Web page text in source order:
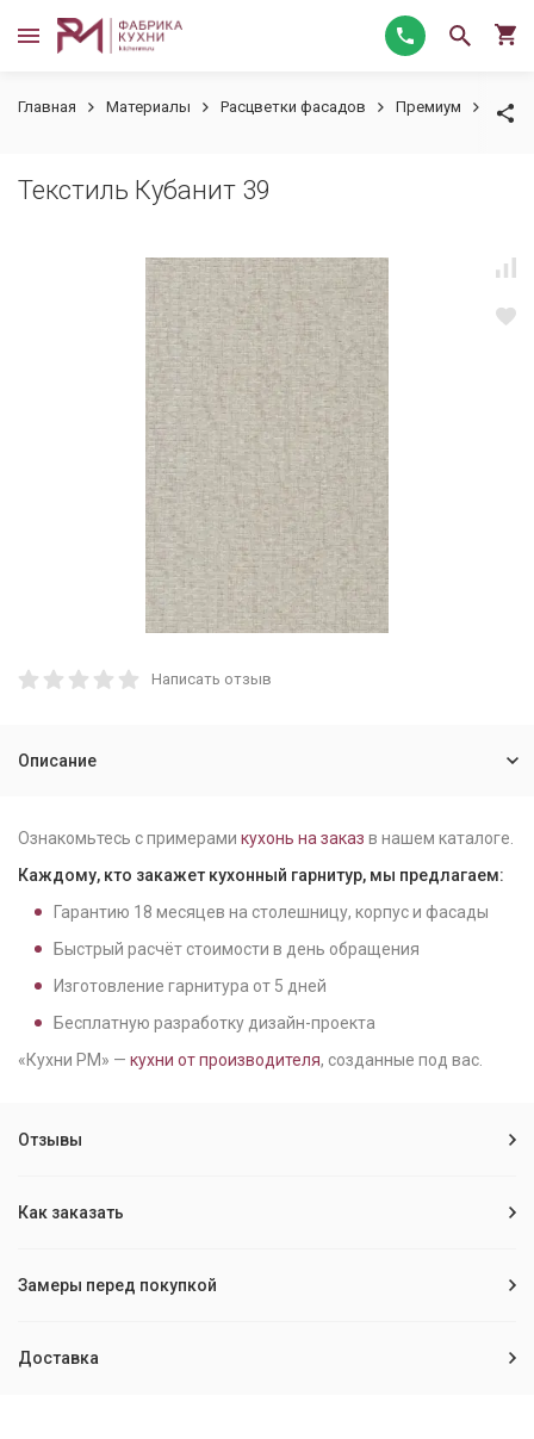
Главная Материалы Расцветки фасадов Премиум
Текстиль Кубанит 39
Написать отзыв
Описание
Ознакомьтесь с примерами кухонь на заказ в нашем каталоге.
Каждому, кто закажет кухонный гарнитур, мы предлагаем:
Гарантию 18 месяцев на столешницу, корпус и фасады
Быстрый расчёт стоимости в день обращения
Изготовление гарнитура от 5 дней
Бесплатную разработку дизайн-проекта
«Кухни РМ» — кухни от производителя, созданные под вас.
Отзывы
Как заказать
Замеры перед покупкой
Доставка